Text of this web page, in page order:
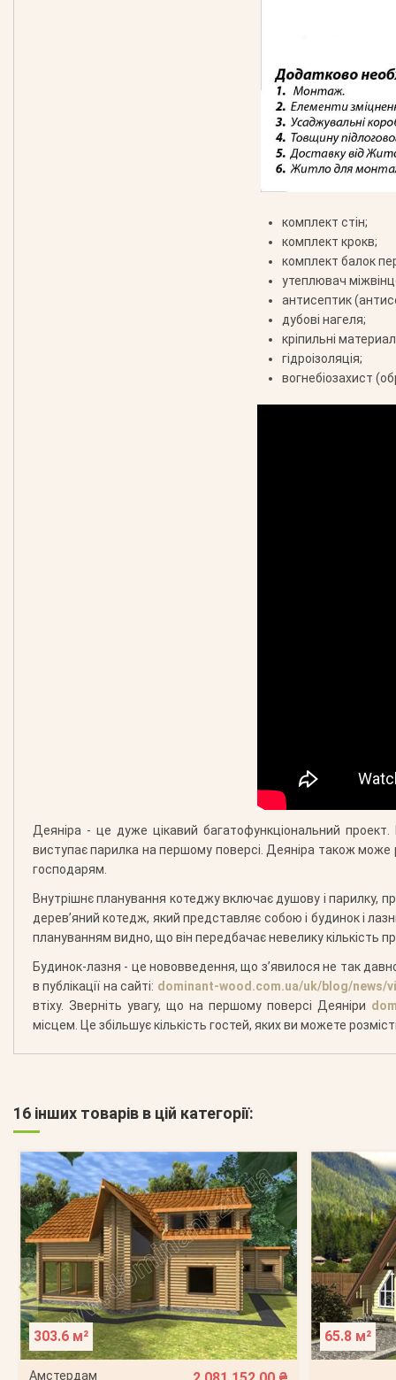
комплект стін;
комплект крокв;
комплект балок
утеплювач
антисептик
дубові нагеля;
кріпильні
гідроізоляція;
вогнебіозахист
Деяніра - це дуже цікавий багатофункціональний
виступає парилка на першому поверсі. Деяніра також може
господарям.
Внутрішнє планування котеджу включає душову і парилку,
дерев’яний котедж, який представляє собою і будинок і
плануванням видно, що він передбачає невелику кількість
Будинок-лазня - це нововведення, що з’явилося не так
в публікації на сайті: dominant-wood.com.ua/uk/blog/
втіху. Зверніть увагу, що на першому поверсі Деяніри
місцем. Це збільшує кількість гостей, яких ви можете
16 інших товарів в цій категорії:
303.6 м²
Амстердам
65.8 м²